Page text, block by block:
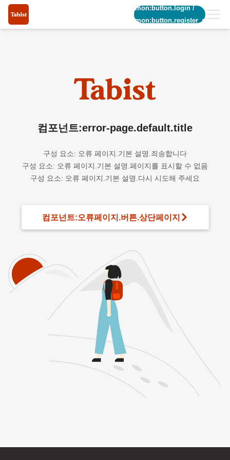
common:button.login/
common:button.register_short
컴포넌트:error-page.default.title
구성 요소: 오류 페이지.기본 설명.죄송합니다
구성 요소: 오류 페이지.기본 설명.페이지를 표시할 수 없음
구성 요소: 오류 페이지.기본 설명.다시 시도해 주세요
컴포넌트:오류페이지.버튼.상단페이지